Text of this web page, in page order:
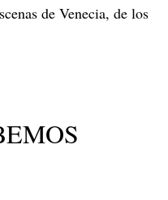
de Venecia, de los